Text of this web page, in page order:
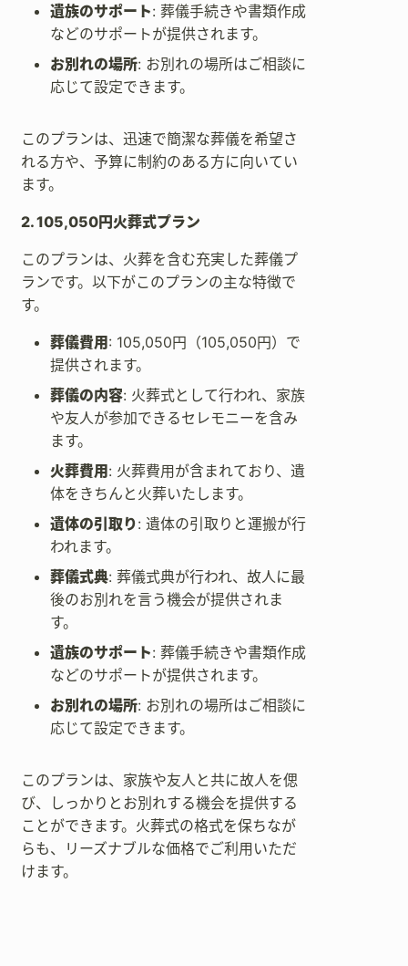
遺族のサポート: 葬儀手続きや書類作成
などのサポートが提供されます。
お別れの場所: お別れの場所はご相談に
応じて設定できます。
このプランは、迅速で簡潔な葬儀を希望さ
れる方や、予算に制約のある方に向いてい
ます。
2. 105,050円火葬式プラン
このプランは、火葬を含む充実した葬儀プ
ランです。以下がこのプランの主な特徴で
す。
葬儀費用: 105,050円（105,050円）で
提供されます。
葬儀の内容: 火葬式として行われ、家族
や友人が参加できるセレモニーを含み
ます。
火葬費用: 火葬費用が含まれており、遺
体をきちんと火葬いたします。
遺体の引取り: 遺体の引取りと運搬が行
われます。
葬儀式典: 葬儀式典が行われ、故人に最
後のお別れを言う機会が提供されま
す。
遺族のサポート: 葬儀手続きや書類作成
などのサポートが提供されます。
お別れの場所: お別れの場所はご相談に
応じて設定できます。
このプランは、家族や友人と共に故人を偲
び、しっかりとお別れする機会を提供する
ことができます。火葬式の格式を保ちなが
らも、リーズナブルな価格でご利用いただ
けます。